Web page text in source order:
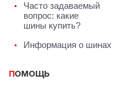
Часто задаваемый
вопрос: какие
шины купить?
Информация о шинах
ПОМОЩЬ